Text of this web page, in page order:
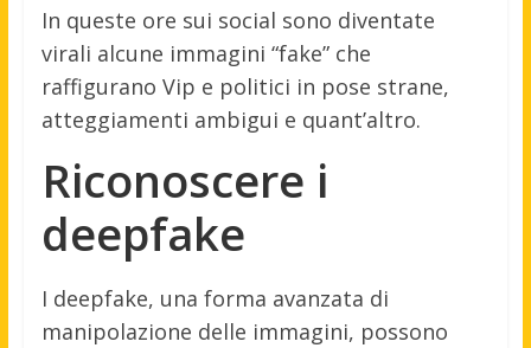
In queste ore sui social sono diventate
virali alcune immagini “fake” che
raffigurano Vip e politici in pose strane,
atteggiamenti ambigui e quant’altro.
Riconoscere i
deepfake
I deepfake, una forma avanzata di
manipolazione delle immagini, possono